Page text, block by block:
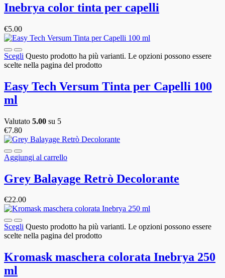
Inebrya color tinta per capelli
€5.00
Scegli Questo prodotto ha più varianti. Le opzioni possono essere
scelte nella pagina del prodotto
Easy Tech Versum Tinta per Capelli 100
ml
Valutato 5.00 su 5
€7.80
Aggiungi al carrello
Grey Balayage Retrò Decolorante
€22.00
Scegli Questo prodotto ha più varianti. Le opzioni possono essere
scelte nella pagina del prodotto
Kromask maschera colorata Inebrya 250
ml